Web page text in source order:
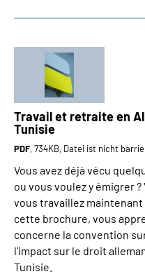
Travail et retraite en
Tunisie
PDF, 734KB, Datei ist nicht
Vous avez déjà vécu
ou vous voulez y émigrer
vous travaillez maintenant
cette brochure, vous
concerne la convention
l’impact sur le droit
Tunisie.